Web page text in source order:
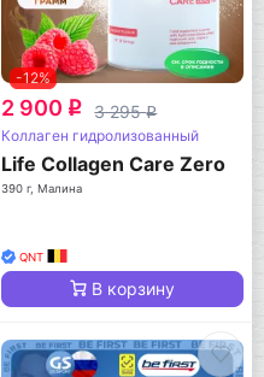
-12%
2 900 q 3 295q
Коллаген гидролизованный
Life Collagen Care Zero
390 г, Малина
QNT
В корзину